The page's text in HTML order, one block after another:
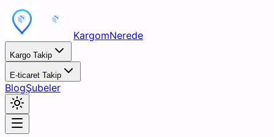
KargomNerede
Kargo Takip
E-ticaret Takip
BlogŞubeler